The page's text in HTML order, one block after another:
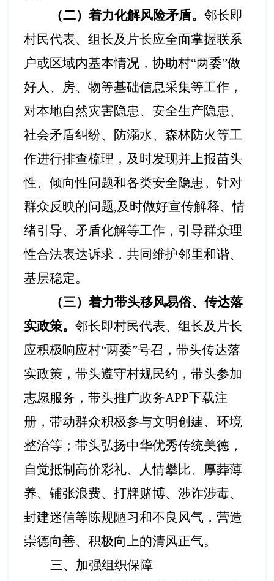
（二）着力化解风险矛盾。 邻长即
村民代表、组长及片长应全面掌握联系
户或区域内基本情况，协助村“两委”做
好人、房、物等基础信息采集等工作，
对本地自然灾害隐患、安全生产隐患、
社会矛盾纠纷、防溺水、森林防火等工
作进行排查梳理，及时发现并上报苗头
性、倾向性问题和各类安全隐患。针对
群众反映的问题,及时做好宣传解释、情
绪引导、矛盾化解等工作，引导群众理
性合法表达诉求，共同维护邻里和谐、
基层稳定。
（三）着力带头移风易俗、传达落
实政策。 邻长即村民代表、组长及片长
应积极响应村“两委”号召，带头传达落
实政策，带头遵守村规民约，带头参加
志愿服务，带头推广政务APP下载注
册，带动群众积极参与文明创建、环境
整治等；带头弘扬中华优秀传统美德，
自觉抵制高价彩礼、人情攀比、厚葬薄
养、铺张浪费、打牌赌博、涉诈涉毒、
封建迷信等陈规陋习和不良风气，营造
崇德向善、积极向上的清风正气。
三、加强组织保障